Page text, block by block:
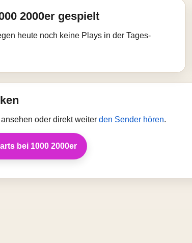
2000er gespielt
heute noch keine Plays in der Tages-
ansehen oder direkt weiter den Sender hören.
bei 1000 2000er